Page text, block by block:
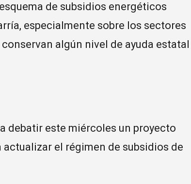
de subsidios energéticos
especialmente sobre los sectores
algún nivel de ayuda estatal
debatir este miércoles un proyecto
el régimen de subsidios de